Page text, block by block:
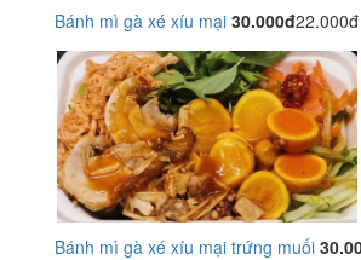
Bánh mì gà xé xíu mại 30.000đ22.000đ
Bánh mì gà xé xíu mại trứng muối